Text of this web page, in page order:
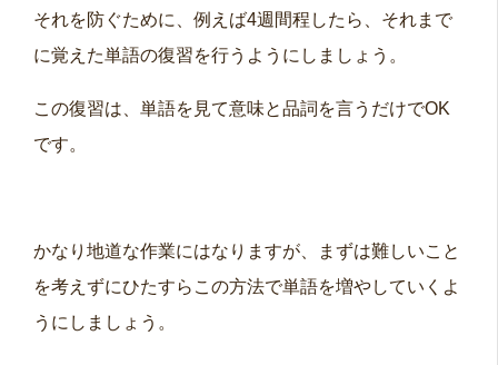
それを防ぐために、例えば4週間程したら、それまで
に覚えた単語の復習を行うようにしましょう。
この復習は、単語を見て意味と品詞を言うだけでOK
です。
かなり地道な作業にはなりますが、まずは難しいこと
を考えずにひたすらこの方法で単語を増やしていくよ
うにしましょう。